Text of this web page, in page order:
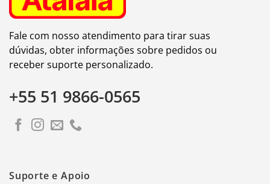
Fale com nosso atendimento para tirar suas
dúvidas, obter informações sobre pedidos ou
receber suporte personalizado.
+55 51 9866-0565
Suporte e Apoio